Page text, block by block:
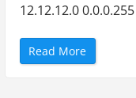
12.12.12.0
Read More“
S